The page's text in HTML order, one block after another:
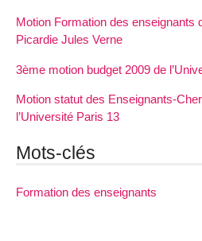
Motion Formation des enseignants
Picardie Jules Verne
3ème motion budget 2009 de
Motion statut des Enseignants-
l’Université Paris 13
Mots-clés
Formation des enseignants